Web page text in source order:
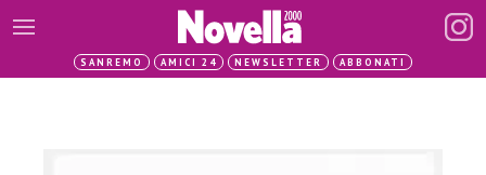
SANREMO AMICI 24 NEWSLETTER ABBONATI